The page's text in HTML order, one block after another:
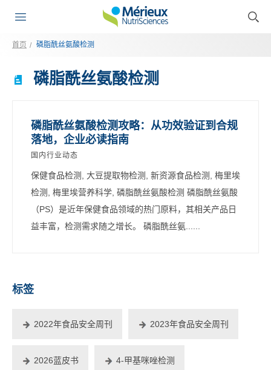
首页 磷脂酰丝氨酸检测
磷脂酰丝氨酸检测
磷脂酰丝氨酸检测攻略：从功效验证到合规
落地，企业必读指南
国内行业动态
保健食品检测, 大豆提取物检测, 新资源食品检测, 梅里埃
检测, 梅里埃营养科学, 磷脂酰丝氨酸检测 磷脂酰丝氨酸
（PS）是近年保健食品领域的热门原料，其相关产品日
益丰富，检测需求随之增长。 磷脂酰丝氨......
标签
2022年食品安全周刊 2023年食品安全周刊
2026蓝皮书 4-甲基咪唑检测